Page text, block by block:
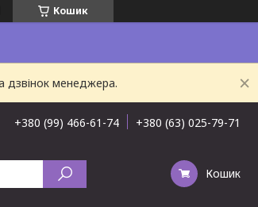
Кошик
дзвінок менеджера.
+380 (99) 466-61-74 +380 (63) 025-79-71
Кошик